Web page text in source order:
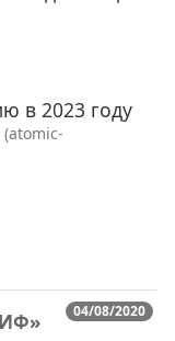
в 2023 году
(atomic-
04/08/2020